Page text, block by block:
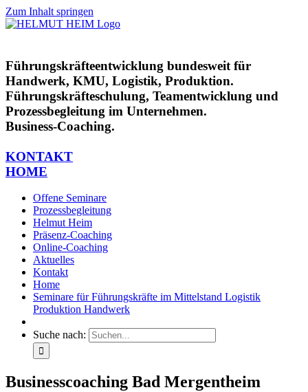
Zum Inhalt springen
Führungskräfteentwicklung bundesweit für
Handwerk, KMU, Logistik, Produktion.
Führungskräfteschulung, Teamentwicklung und
Prozessbegleitung im Unternehmen.
Business-Coaching.
KONTAKT
HOME
Offene Seminare
Prozessbegleitung
Helmut Heim
Präsenz-Coaching
Online-Coaching
Aktuelles
Kontakt
Home
Seminare für Führungskräfte im Mittelstand Logistik
Produktion Handwerk
Suche nach:
Businesscoaching Bad Mergentheim